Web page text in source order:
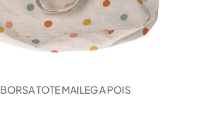
BORSA TOTE MAILEG A POIS